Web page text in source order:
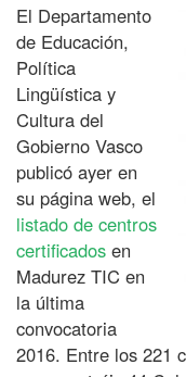
4
4
C
o
l
e
g
i
o
s
d
e
El Departamento
de Educación,
Política
Lingüística y
Cultura del
Gobierno Vasco
publicó ayer en
su página web, el
listado de centros
certificados en
Madurez TIC en
la última
convocatoria
2016. Entre los 221